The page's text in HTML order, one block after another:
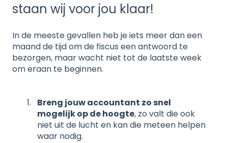
staan wij voor jou klaar!
In de meeste gevallen heb je iets meer dan een
maand de tijd om de fiscus een antwoord te
bezorgen, maar wacht niet tot de laatste week
om eraan te beginnen.
Breng jouw accountant zo snel
mogelijk op de hoogte, zo valt die ook
niet uit de lucht en kan die meteen helpen
waar nodig.